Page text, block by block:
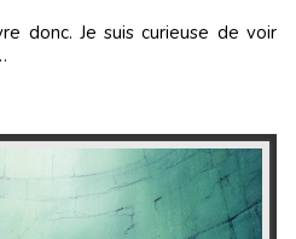
donc. Je suis curieuse de voir